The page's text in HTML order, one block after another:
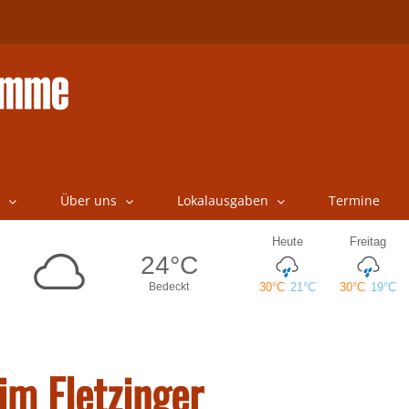
Über uns Lokalausgaben Termine
Fletzinger